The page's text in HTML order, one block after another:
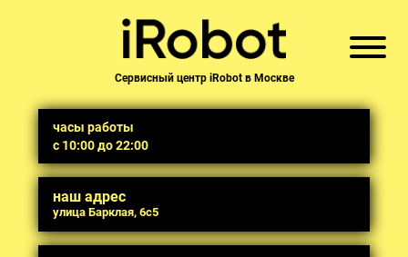
Сервисный центр iRobot в Москве
часы работы
с 10:00 до 22:00
наш адрес
улица Барклая, 6с5